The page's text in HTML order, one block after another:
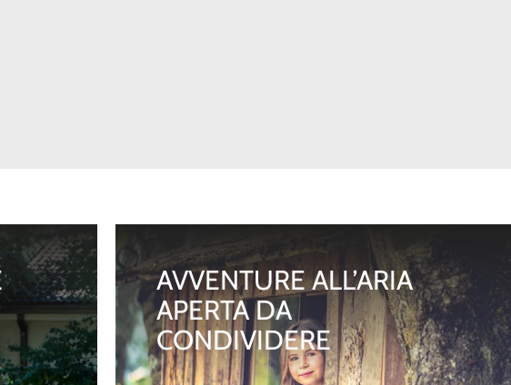
AVVENTURE ALL’ARIA
APERTA DA
CONDIVIDERE